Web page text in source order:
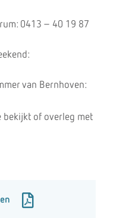
0413 – 40 19 87
van Bernhoven:
bekijkt of overleg met